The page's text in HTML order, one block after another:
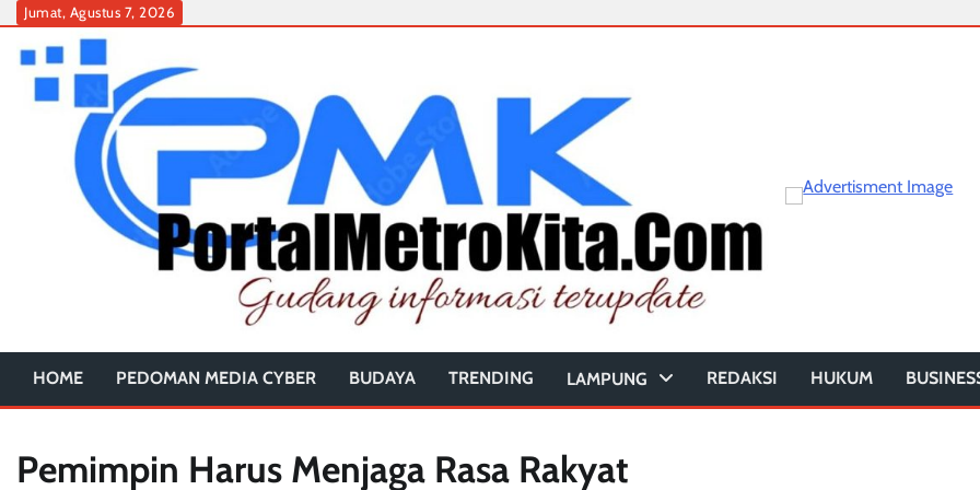
Skip
content
Jumat, Agustus 7, 2026
HOME PEDOMAN MEDIA CYBER BUDAYA TRENDING LAMPUNG REDAKSI HUKUM
Pemimpin Harus Menjaga Rasa Rakyat